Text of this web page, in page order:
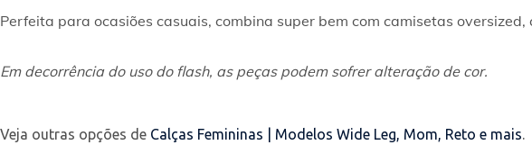
Perfeita para ocasiões casuais, combina super bem com camisetas
Em decorrência do uso do flash, as peças podem sofrer alteração de cor.
Veja outras opções de Calças Femininas | Modelos Wide Leg, Mom, Reto e mais.